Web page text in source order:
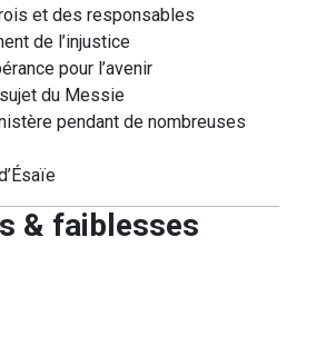
et des responsables
de l’injustice
pour l’avenir
du Messie
pendant de nombreuses
& faiblesses